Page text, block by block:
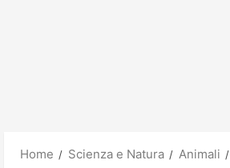
Home Scienza e Natura Animali